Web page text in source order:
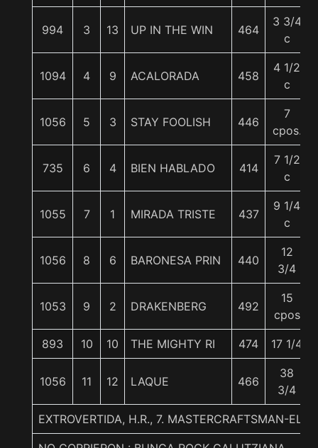
994 3 13 UP IN THE WIN 464
3 3/4
c
1094 4 9 ACALORADA 458
4 1/2
c
1056 5 3 STAY FOOLISH 446
7
cpos.
735 6 4 BIEN HABLADO 414
7 1/2
c
1055 7 1 MIRADA TRISTE 437
9 1/4
c
1056 8 6 BARONESA PRIN 440
12
3/4
1053 9 2 DRAKENBERG 492
15
cpos
893 10 10 THE MIGHTY RI 474 17 1/4
1056 11 12 LAQUE 466
38
3/4
EXTROVERTIDA, H.R., 7. MASTERCRAFTSMAN-